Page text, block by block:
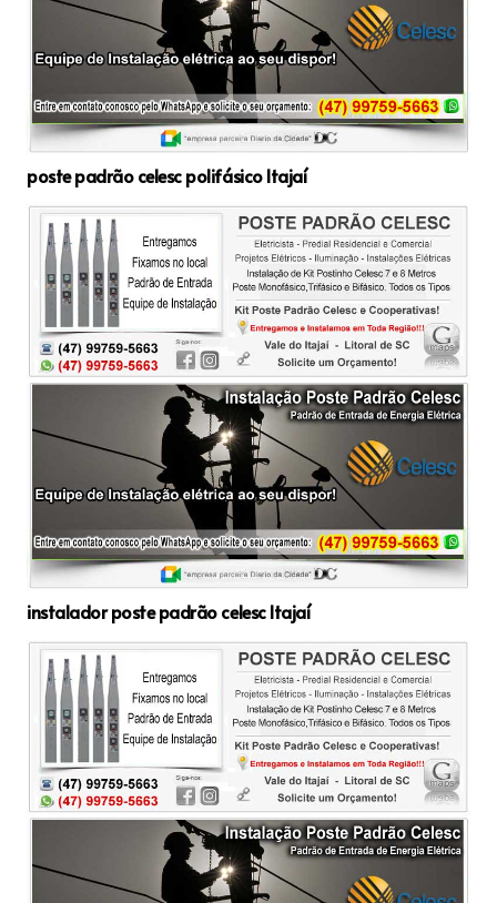
poste padrão celesc polifásico Itajaí
instalador poste padrão celesc Itajaí